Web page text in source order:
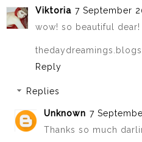
Viktoria 7 September
wow! so beautiful dear!
Reply
Replies
Unknown 7
Thanks so much